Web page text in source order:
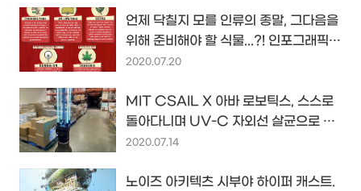
언제 닥칠지 모를 인류의 종말, 그다음을
위해 준비해야 할 식물...?! 인포그래픽
by GreenhousePeople.co.uk
2020.07.20
MIT CSAIL X 아바 로보틱스, 스스로
돌아다니며 UV-C 자외선 살균으로 코
로나19와 싸우는 로봇을 내놓다...
2020.07.14
노이즈 아키텍츠 시부야 하이퍼 캐스트.